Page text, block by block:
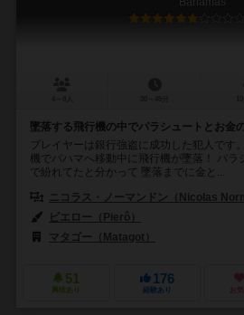
墜落する飛行機の中でパラシュートとお金
プレイヤーは銀行強盗に成功した犯人です
機でバハマへ移動中に飛行機が墜落！ パラ
で紛れてたと分かって 墜落までに金と...
ニコラス・ノーマンドン（Nicolas
ピエロー（Pierô）
マタゴー（Matagot）
51
興味あり
176
経験あり お